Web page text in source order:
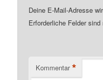
Deine E-Mail-Adresse
Erforderliche Felder
Kommentar *